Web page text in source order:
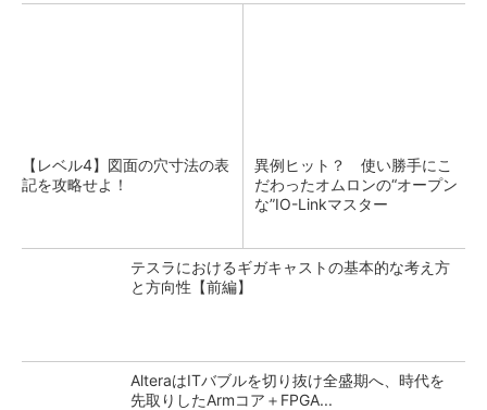
【レベル4】図面の穴寸法の表
記を攻略せよ！
異例ヒット？ 使い勝手にこ
だわったオムロンの“オープン
な”IO-Linkマスター
テスラにおけるギガキャストの基本的な考え方
と方向性【前編】
AlteraはITバブルを切り抜け全盛期へ、時代を
先取りしたArmコア＋FPGA...